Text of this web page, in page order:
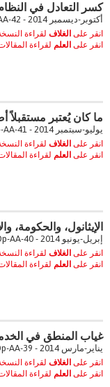
كسر التعادل في
أكتوبر-ديسمبر 2014 - Op-AA-42
انقر على الغلاف لقراءة
انقر على العلم لقراءة
ما كان يُعتبر مستقبلاً
يوليو-سبتمبر 2014 - Op-AA-41
انقر على الغلاف لقراءة
انقر على العلم لقراءة
الإيثانول، والحكومة،
إبريل-يونيو 2014 - Op-AA-40
انقر على الغلاف لقراءة
انقر على العلم لقراءة
غياب المنطق في
يناير-مارس 2014 - Op-AA-39
انقر على الغلاف لقراءة
انقر على العلم لقراءة